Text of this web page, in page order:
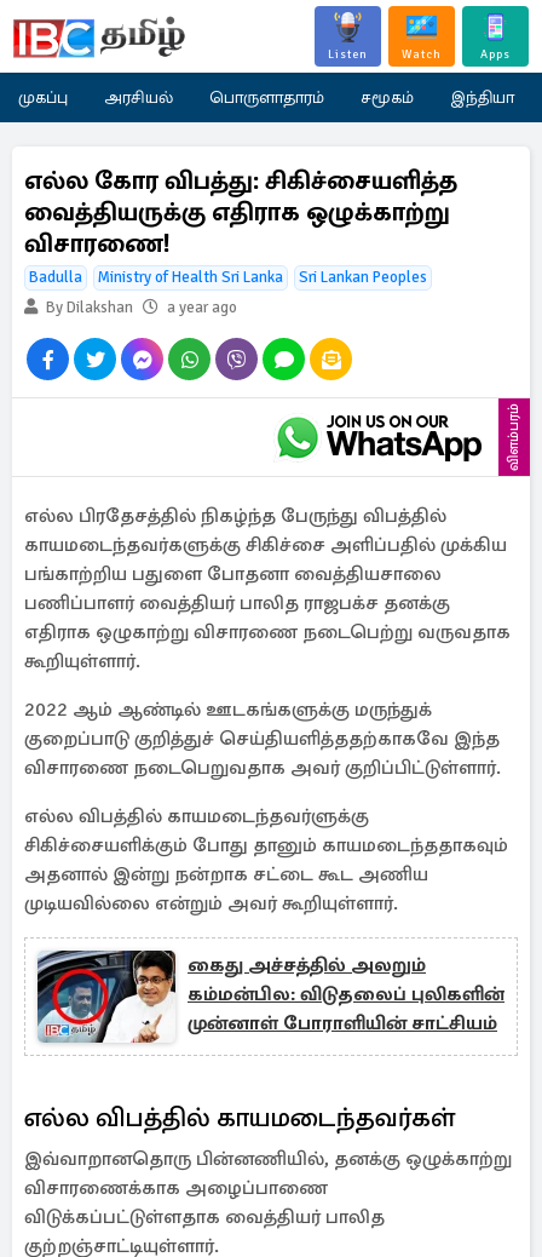
Listen Watch Apps
முகப்பு அரசியல் பொருளாதாரம் சமூகம் இந்தியா
எல்ல கோர விபத்து: சிகிச்சையளித்த
வைத்தியருக்கு எதிராக ஒழுக்காற்று
விசாரணை!
Badulla Ministry of Health Sri Lanka
Sri Lankan Peoples
By Dilakshan
a year ago
விளம்பரம்
எல்ல பிரதேசத்தில் நிகழ்ந்த பேருந்து விபத்தில்
காயமடைந்தவர்களுக்கு சிகிச்சை அளிப்பதில் முக்கிய
பங்காற்றிய பதுளை போதனா வைத்தியசாலை
பணிப்பாளர் வைத்தியர் பாலித ராஜபக்ச தனக்கு
எதிராக ஒழுகாற்று விசாரணை நடைபெற்று வருவதாக
கூறியுள்ளார்.
2022 ஆம் ஆண்டில் ஊடகங்களுக்கு மருந்துக்
குறைப்பாடு குறித்துச் செய்தியளித்ததற்காகவே இந்த
விசாரணை நடைபெறுவதாக அவர் குறிப்பிட்டுள்ளார்.
எல்ல விபத்தில் காயமடைந்தவர்ளுக்கு
சிகிச்சையளிக்கும் போது தானும் காயமடைந்ததாகவும்
அதனால் இன்று நன்றாக சட்டை கூட அணிய
முடியவில்லை என்றும் அவர் கூறியுள்ளார்.
கைது அச்சத்தில் அலறும்
கம்மன்பில: விடுதலைப் புலிகளின்
முன்னாள் போராளியின் சாட்சியம்
எல்ல விபத்தில் காயமடைந்தவர்கள்
இவ்வாறானதொரு பின்னணியில், தனக்கு ஒழுக்காற்று
விசாரணைக்காக அழைப்பாணை
விடுக்கப்பட்டுள்ளதாக வைத்தியர் பாலித
குற்றஞ்சாட்டியுள்ளார்.